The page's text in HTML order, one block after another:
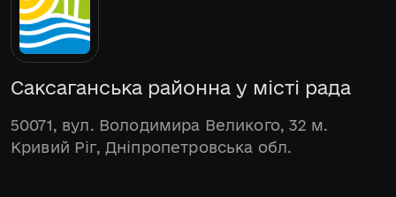
Саксаганська районна у місті рада
50071, вул. Володимира Великого, 32 м.
Кривий Ріг, Дніпропетровська обл.